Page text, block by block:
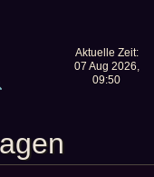
c
Aktuelle Zeit:
07 Aug 2026,
09:50